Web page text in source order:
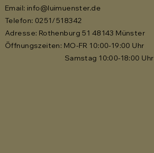
Email: info@luimuenster.de
Telefon: 0251/518342
Adresse: Rothenburg 51 48143 Münster
Öffnungszeiten: MO-FR 10:00-19:00 Uhr
Samstag 10:00-18:00 Uhr